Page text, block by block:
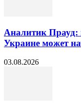
Аналитик Прауд:
Украине может
03.08.2026